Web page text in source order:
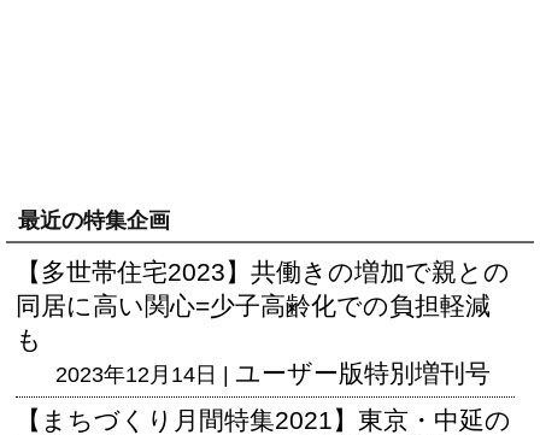
最近の特集企画
【多世帯住宅2023】共働きの増加で親との
同居に高い関心=少子高齢化での負担軽減
も
2023年12月14日 | ユーザー版特別増刊号
【まちづくり月間特集2021】東京・中延の